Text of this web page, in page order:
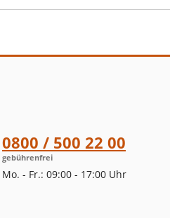
0800 / 500 22 00
gebührenfrei
Mo. - Fr.: 09:00 - 17:00 Uhr